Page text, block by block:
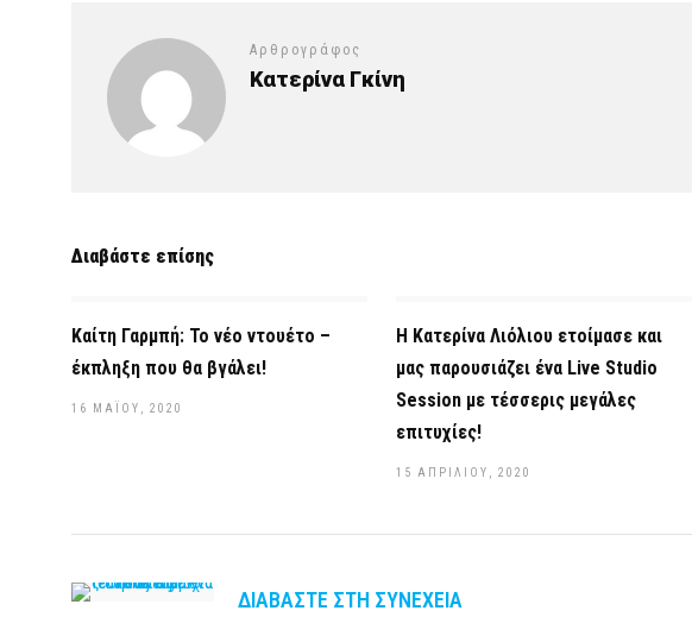
Αρθρογράφος
Κατερίνα Γκίνη
Διαβάστε επίσης
Καίτη Γαρμπή: Το νέο ντουέτο –
έκπληξη που θα βγάλει!
16 ΜΑΪ́ΟΥ, 2020
Η Κατερίνα Λιόλιου ετοίμασε και
μας παρουσιάζει ένα Live Studio
Session με τέσσερις μεγάλες
επιτυχίες!
15 ΑΠΡΙΛΊΟΥ, 2020
ΔΙΑΒΆΣΤΕ ΣΤΗ ΣΥΝΈΧΕΙΑ